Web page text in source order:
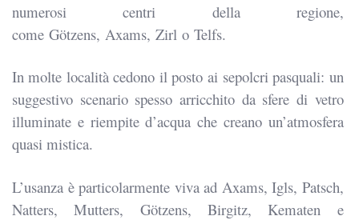
numerosi centri della regione,
come Götzens, Axams, Zirl o Telfs.
In molte località cedono il posto ai sepolcri pasquali: un
suggestivo scenario spesso arricchito da sfere di vetro
illuminate e riempite d’acqua che creano un’atmosfera
quasi mistica.
L’usanza è particolarmente viva ad Axams, Igls, Patsch,
Natters, Mutters, Götzens, Birgitz, Kematen e